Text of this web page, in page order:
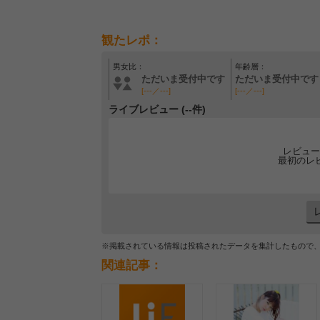
観たレポ：
男女比：
ただいま受付中です
[---／---]
年齢層：
ただいま受付中です
[---／---]
ライブレビュー (--件)
レビュ
最初のレ
※掲載されている情報は投稿されたデータを集計したもので
関連記事：